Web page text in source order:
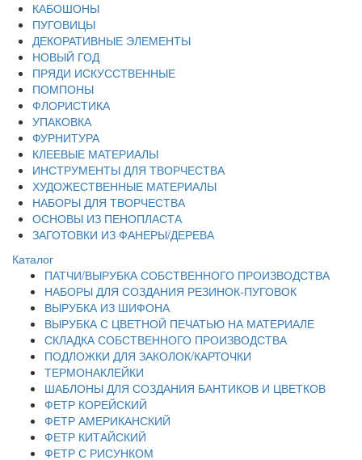
КАБОШОНЫ
ПУГОВИЦЫ
ДЕКОРАТИВНЫЕ ЭЛЕМЕНТЫ
НОВЫЙ ГОД
ПРЯДИ ИСКУССТВЕННЫЕ
ПОМПОНЫ
ФЛОРИСТИКА
УПАКОВКА
ФУРНИТУРА
КЛЕЕВЫЕ МАТЕРИАЛЫ
ИНСТРУМЕНТЫ ДЛЯ ТВОРЧЕСТВА
ХУДОЖЕСТВЕННЫЕ МАТЕРИАЛЫ
НАБОРЫ ДЛЯ ТВОРЧЕСТВА
ОСНОВЫ ИЗ ПЕНОПЛАСТА
ЗАГОТОВКИ ИЗ ФАНЕРЫ/ДЕРЕВА
Каталог
ПАТЧИ/ВЫРУБКА СОБСТВЕННОГО ПРОИЗВОДСТВА
НАБОРЫ ДЛЯ СОЗДАНИЯ РЕЗИНОК-ПУГОВОК
ВЫРУБКА ИЗ ШИФОНА
ВЫРУБКА С ЦВЕТНОЙ ПЕЧАТЬЮ НА МАТЕРИАЛЕ
СКЛАДКА СОБСТВЕННОГО ПРОИЗВОДСТВА
ПОДЛОЖКИ ДЛЯ ЗАКОЛОК/КАРТОЧКИ
ТЕРМОНАКЛЕЙКИ
ШАБЛОНЫ ДЛЯ СОЗДАНИЯ БАНТИКОВ И ЦВЕТКОВ
ФЕТР КОРЕЙСКИЙ
ФЕТР АМЕРИКАНСКИЙ
ФЕТР КИТАЙСКИЙ
ФЕТР С РИСУНКОМ